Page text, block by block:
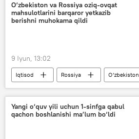
O‘zbekiston va Rossiya oziq-ovqat
mahsulotlarini barqaror yetkazib
berishni muhokama qildi
9 Iyun, 13:02
Iqtisod Rossiya
O‘zbekiston
Oziq-ovqat
Jamshid Xodjayev
Peterburg xalqaro iqtisodiy forumi
Yangi o‘quv yili uchun 1-sinfga qabul
qachon boshlanishi ma’lum bo‘ldi